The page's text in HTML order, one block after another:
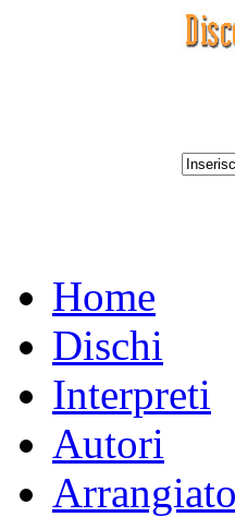
Home
Dischi
Interpreti
Autori